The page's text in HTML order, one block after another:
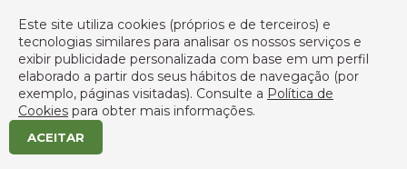
Este site utiliza cookies (próprios e de terceiros) e
tecnologias similares para analisar os nossos serviços e
exibir publicidade personalizada com base em um perfil
elaborado a partir dos seus hábitos de navegação (por
exemplo, páginas visitadas). Consulte a Política de
Cookies para obter mais informações.
ACEITAR
© 2022 Crisálida Livraria - Todos os Direitos Reservados -
CNPJ: 03.310.289/0001-33